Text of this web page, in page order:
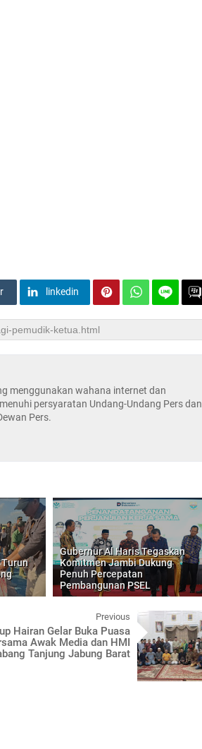
linkedin
menggunakan wahana internet dan
persyaratan Undang-Undang Pers dan
Pers.
Gubernur Al Haris Tegaskan
Komitmen Jambi Dukung
Penuh Percepatan
Pembangunan PSEL
Previous
Hairan Gelar Buka Puasa
Awak Media dan HMI
Tanjung Jabung Barat